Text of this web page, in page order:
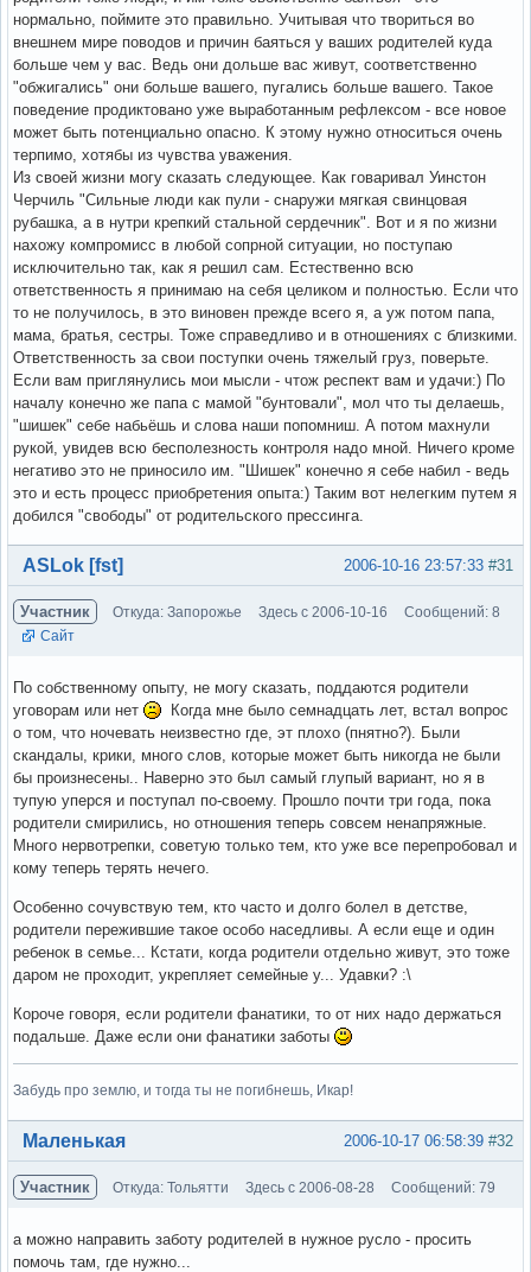
нормально, поймите это правильно. Учитывая что твориться во
внешнем мире поводов и причин баяться у ваших родителей куда
больше чем у вас. Ведь они дольше вас живут, соответственно
"обжигались" они больше вашего, пугались больше вашего. Такое
поведение продиктовано уже выработанным рефлексом - все новое
может быть потенциально опасно. К этому нужно относиться очень
терпимо, хотябы из чувства уважения.
Из своей жизни могу сказать следующее. Как говаривал Уинстон
Черчиль "Сильные люди как пули - снаружи мягкая свинцовая
рубашка, а в нутри крепкий стальной сердечник". Вот и я по жизни
нахожу компромисс в любой сопрной ситуации, но поступаю
исключительно так, как я решил сам. Естественно всю
ответственность я принимаю на себя целиком и полностью. Если что
то не получилось, в это виновен прежде всего я, а уж потом папа,
мама, братья, сестры. Тоже справедливо и в отношениях с близкими.
Ответственность за свои поступки очень тяжелый груз, поверьте.
Если вам приглянулись мои мысли - чтож респект вам и удачи:) По
началу конечно же папа с мамой "бунтовали", мол что ты делаешь,
"шишек" себе набьёшь и слова наши попомниш. А потом махнули
рукой, увидев всю бесполезность контроля надо мной. Ничего кроме
негативо это не приносило им. "Шишек" конечно я себе набил - ведь
это и есть процесс приобретения опыта:) Таким вот нелегким путем я
добился "свободы" от родительского прессинга.
Вне форума #31
2006-10-16 23:57:33
ASLok [fst]
Участник Откуда: Запорожье Здесь с 2006-10-16
Сообщений: 8
Сайт
По собственному опыту, не могу сказать, поддаются родители
уговорам или нет
Когда мне было семнадцать лет, встал вопрос
о том, что ночевать неизвестно где, эт плохо (пнятно?). Были
скандалы, крики, много слов, которые может быть никогда не были
бы произнесены.. Наверно это был самый глупый вариант, но я в
тупую уперся и поступал по-своему. Прошло почти три года, пока
родители смирились, но отношения теперь совсем ненапряжные.
Много нервотрепки, советую только тем, кто уже все перепробовал и
кому теперь терять нечего.
Особенно сочувствую тем, кто часто и долго болел в детстве,
родители пережившие такое особо наседливы. А если еще и один
ребенок в семье... Кстати, когда родители отдельно живут, это тоже
даром не проходит, укрепляет семейные у... Удавки? :\
Короче говоря, если родители фанатики, то от них надо держаться
подальше. Даже если они фанатики заботы
Забудь про землю, и тогда ты не погибнешь, Икар!
Вне форума #32
2006-10-17 06:58:39
Маленькая
Участник Откуда: Тольятти Здесь с 2006-08-28 Сообщений: 79
а можно направить заботу родителей в нужное русло - просить
помочь там, где нужно...